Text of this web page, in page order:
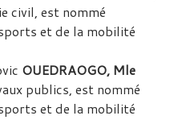
civil, est nommé
et de la mobilité
OUEDRAOGO, Mle
publics, est nommé
et de la mobilité